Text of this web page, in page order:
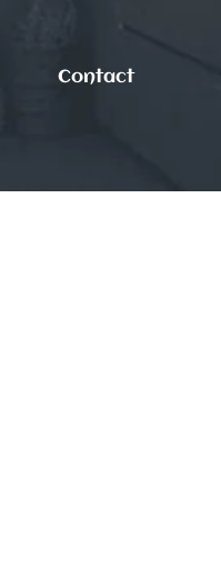
Contact